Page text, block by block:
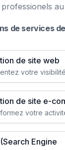
de services
de site web
de site e-
Engine